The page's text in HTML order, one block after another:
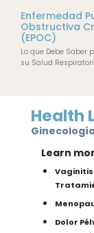
Enfermedad
Obstructiva
(EPOC)
Lo que Debe Saber
su Salud
Health
Learn
Vaginitis
Dolor